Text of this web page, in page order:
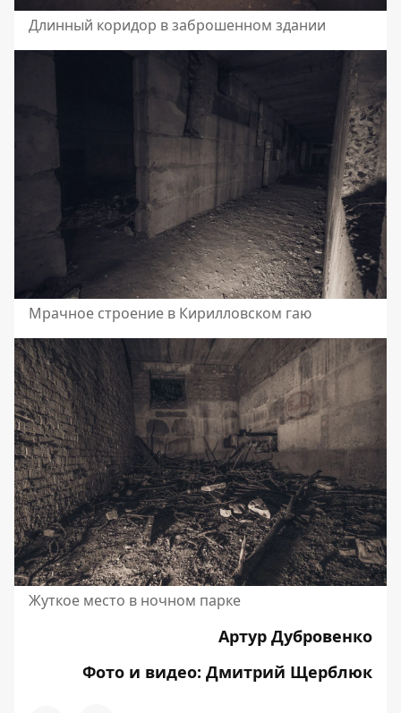
Длинный коридор в заброшенном здании
Мрачное строение в Кирилловском гаю
Жуткое место в ночном парке
Артур Дубровенко
Фото и видео: Дмитрий Щерблюк